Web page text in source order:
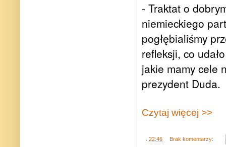
- Traktat o
niemieckiego
pogłębialiśmy
refleksji, co
jakie mamy cele
prezydent Duda.
Czytaj więcej >>
22:46 Brak komentarzy: